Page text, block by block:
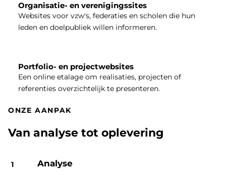
Organisatie- en verenigingssites
Websites voor vzw's, federaties en scholen die hun
leden en doelpubliek willen informeren.
Portfolio- en projectwebsites
Een online etalage om realisaties, projecten of
referenties overzichtelijk te presenteren.
ONZE AANPAK
Van analyse tot oplevering
Analyse